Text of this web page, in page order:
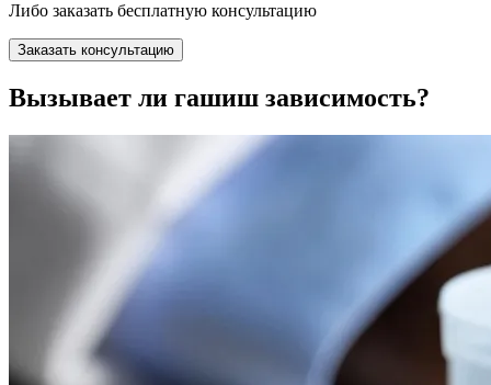
Либо заказать бесплатную консультацию
Заказать консультацию
Вызывает ли гашиш зависимость?